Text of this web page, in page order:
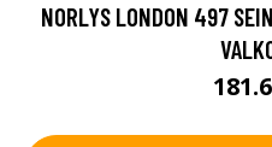
NORLYS LONDON 497